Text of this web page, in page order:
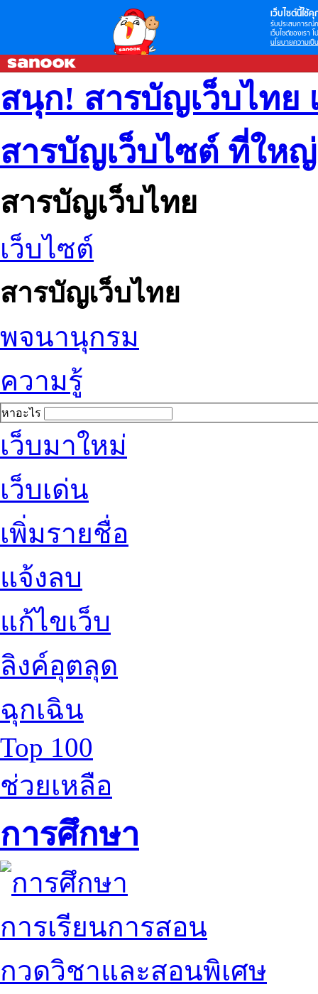
เว็บไซต์นี้ใช้คุ
รับประสบการณ์
เว็บไซต์ของเรา
นโยบายความเป็
สนุก! สารบัญเว็บไทย
สารบัญเว็บไซต์ ที่ให
สารบัญเว็บไทย
เว็บไซต์
สารบัญเว็บไทย
พจนานุกรม
ความรู้
หาอะไร
เว็บมาใหม่
เว็บเด่น
เพิ่มรายชื่อ
แจ้งลบ
แก้ไขเว็บ
ลิงค์อุตลุด
ฉุกเฉิน
Top 100
ช่วยเหลือ
การศึกษา
การเรียนการสอน
กวดวิชาและสอนพิเศษ